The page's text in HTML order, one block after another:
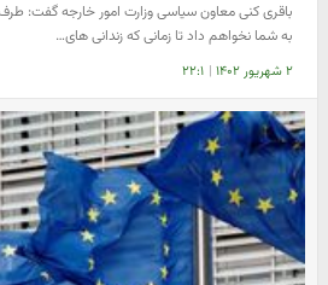
باقری کنی معاون سیاسی وزارت امور خارجه گفت:
به شما نخواهم داد تا زمانی که زندانی های…
۲ شهریور ۱۴۰۲ | ۲۲:۱